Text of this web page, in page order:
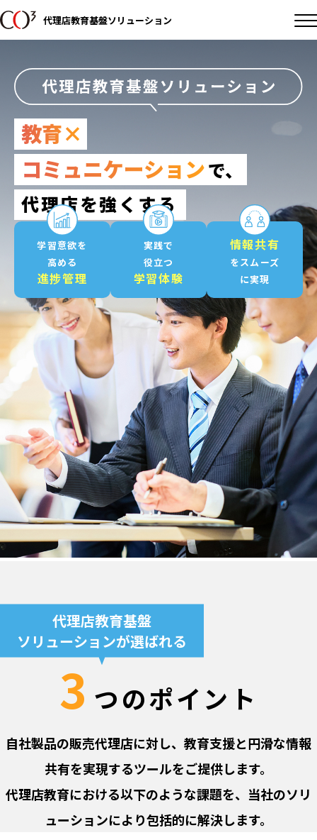
代理店教育基盤ソリューション
教育×
コミュニケーションで、
代理店を強くする
学習意欲を
高める
進捗管理
実践で
役立つ
学習体験
情報共有
をスムーズ
に実現
代理店教育基盤
ソリューションが選ばれる
3 つのポイント
自社製品の販売代理店に対し、教育支援と円滑な情報
共有を実現するツールをご提供します。
代理店教育における以下のような課題を、当社のソリ
ューションにより包括的に解決します。